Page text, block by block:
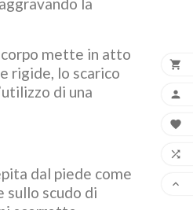
deve
E i
cosa sono?
Cosmetici amici della
ecco in che cosa
vegan! Scospi assieme
la
mette in atto
rigide, lo scarico
di una
dal piede come
sullo scudo di




